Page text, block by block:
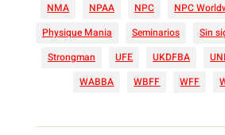
NMA
NPAA NPC NPC
Physique Mania
Seminarios Sin
Strongman
UFE UKDFBA
WABBA
WBFF WFF